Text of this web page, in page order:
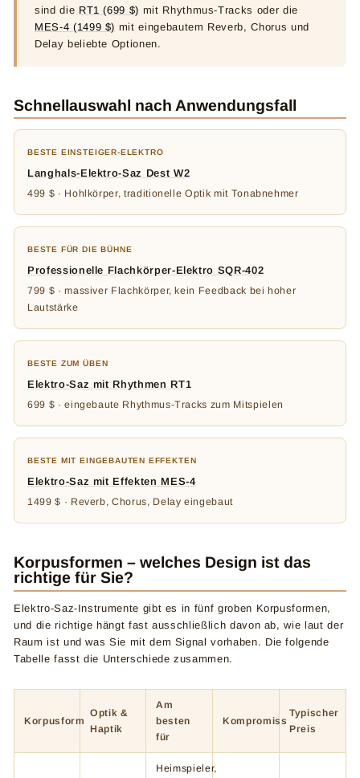
sind die RT1 (699 $) mit Rhythmus-Tracks oder die
MES-4 (1499 $) mit eingebautem Reverb, Chorus und
Delay beliebte Optionen.
Schnellauswahl nach Anwendungsfall
BESTE EINSTEIGER-ELEKTRO
Langhals-Elektro-Saz Dest W2
499 $ · Hohlkörper, traditionelle Optik mit Tonabnehmer
BESTE FÜR DIE BÜHNE
Professionelle Flachkörper-Elektro SQR-402
799 $ · massiver Flachkörper, kein Feedback bei hoher
Lautstärke
BESTE ZUM ÜBEN
Elektro-Saz mit Rhythmen RT1
699 $ · eingebaute Rhythmus-Tracks zum Mitspielen
BESTE MIT EINGEBAUTEN EFFEKTEN
Elektro-Saz mit Effekten MES-4
1499 $ · Reverb, Chorus, Delay eingebaut
Korpusformen – welches Design ist das
richtige für Sie?
Elektro-Saz-Instrumente gibt es in fünf groben Korpusformen,
und die richtige hängt fast ausschließlich davon ab, wie laut der
Raum ist und was Sie mit dem Signal vorhaben. Die folgende
Tabelle fasst die Unterschiede zusammen.
Korpusform
Optik &
Haptik
Am
besten
für
Kompromiss
Typischer
Preis
Heimspieler,